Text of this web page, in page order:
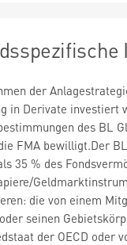
der
in Derivate investiert
des BL
FMA bewilligt.Der
35 % des
die von einem
seinen
der OECD oder